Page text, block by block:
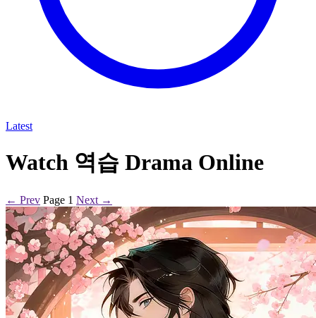
Latest
Watch 역습 Drama Online
← Prev Page 1 Next →